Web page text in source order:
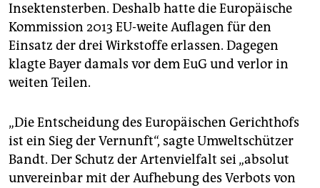
Insektensterben. Deshalb hatte die Europäische
Kommission 2013 EU-weite Auflagen für den
Einsatz der drei Wirkstoffe erlassen. Dagegen
klagte Bayer damals vor dem EuG und verlor in
weiten Teilen.
„Die Entscheidung des Europäischen Gerichthofs
ist ein Sieg der Vernunft“, sagte Umweltschützer
Bandt. Der Schutz der Artenvielfalt sei „absolut
unvereinbar mit der Aufhebung des Verbots von